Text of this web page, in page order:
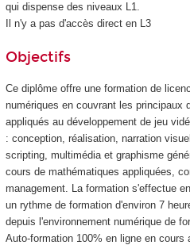
qui dispense des niveaux L1.
Il n'y a pas d'accès direct en L3
Objectifs
Ce diplôme offre une formation de
numériques en couvrant les principaux
appliqués au développement de jeu
: conception, réalisation, narration
scripting, multimédia et graphisme
cours de mathématiques appliquées,
management. La formation s'effectue
un rythme de formation d'environ 7
depuis l'environnement numérique de
Auto-formation 100% en ligne en cours